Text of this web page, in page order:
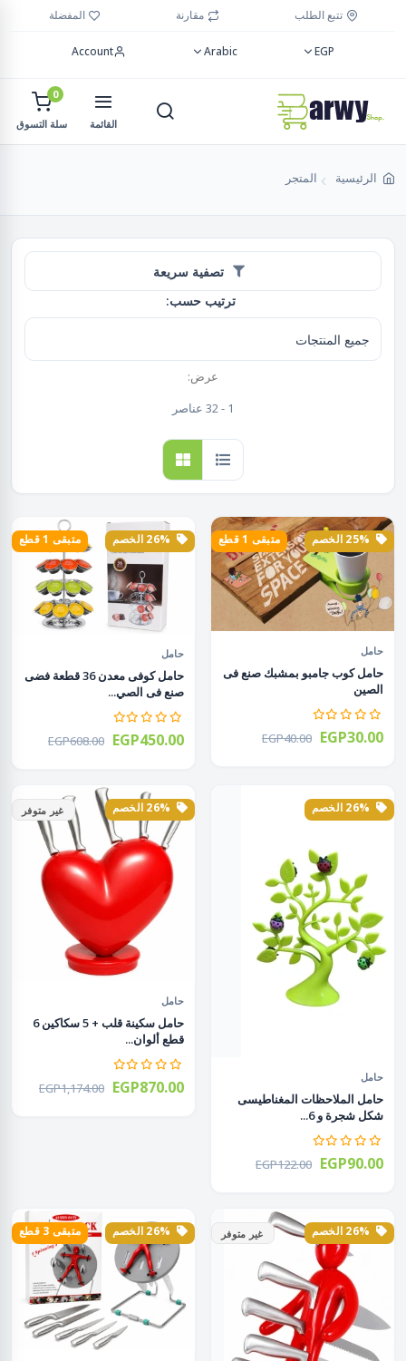
تتبع الطلب مقارنة المفضلة
EGP
Arabic
Account
القائمة
0
سلة التسوق
الرئيسية المتجر
تصفية سريعة
ترتيب حسب:
عرض:
1 - 32 عناصر
متبقى 1 قطع
حامل
حامل كوب جامبو بمشبك صنع فى
الصين
EGP40.00 EGP30.00
متبقى 1 قطع
حامل
حامل كوفى معدن 36 قطعة فضى
صنع فى الصي...
EGP608.00 EGP450.00
حامل
حامل الملاحظات المغناطيسى
شكل شجرة و 6...
EGP122.00 EGP90.00
غير متوفر
حامل
حامل سكينة قلب + 5 سكاكين 6
قطع ألوان...
EGP1,174.00 EGP870.00
غير متوفر متبقى 3 قطع